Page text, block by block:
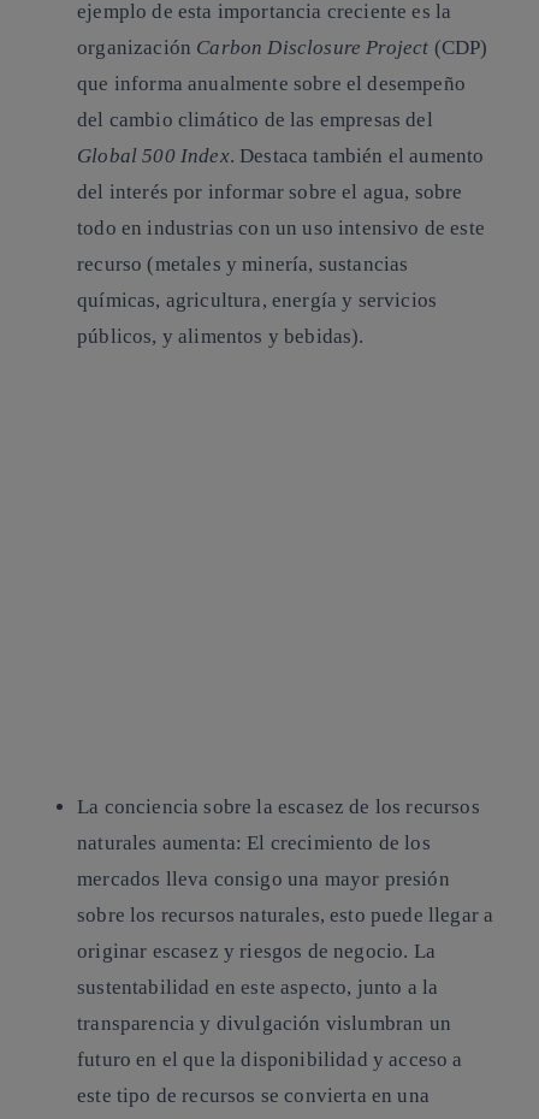
ejemplo de esta importancia creciente es la
organización Carbon Disclosure Project (CDP)
que informa anualmente sobre el desempeño
del cambio climático de las empresas del
Global 500 Index. Destaca también el aumento
del interés por informar sobre el agua, sobre
todo en industrias con un uso intensivo de este
recurso (metales y minería, sustancias
químicas, agricultura, energía y servicios
públicos, y alimentos y bebidas).
La conciencia sobre la escasez de los recursos
naturales aumenta:El crecimiento de los
mercados lleva consigo una mayor presión
sobre los recursos naturales, esto puede llegar a
originar escasez y riesgos de negocio. La
sustentabilidad en este aspecto, junto a la
transparencia y divulgación vislumbran un
futuro en el que la disponibilidad y acceso a
este tipo de recursos se convierta en una